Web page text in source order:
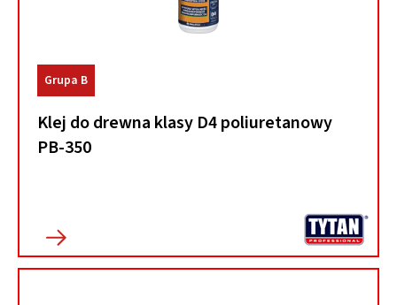
Grupa B
Klej do drewna klasy D4 poliuretanowy
PB-350